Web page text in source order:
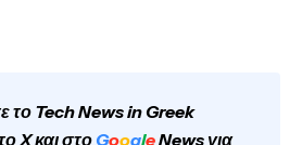
το Tech News in Greek
Xκαι στο GoogleNews για